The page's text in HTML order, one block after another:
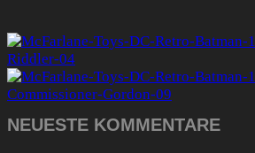
NEUESTE KOMMENTARE